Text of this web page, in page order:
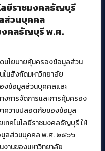
ลยีราชมงคลธัญบุรี
ส่วนบุคคล
งคลธัญบุรี พ.ศ.
นโยบายคุ้มครองข้อมูลส่วน
ในสังกัดมหาวิทยาลัย
องข้อมูลส่วนบุคคลและ
งการจัดการและการคุ้มครอง
ความปลอดภัยของข้อมูล
ทคโนโลยีราชมงคลธัญบุรี ให้
ลส่วนบุคคล พ.ศ. ๒๕๖๖
งานของมหาวิทยาลัย
ภายนอก
บการ SME โดย. มทร.ธัญบุรี
ริการเครื่องจักรกลทางการ
รรูปสินค้าเกษตรระดับชุมชน